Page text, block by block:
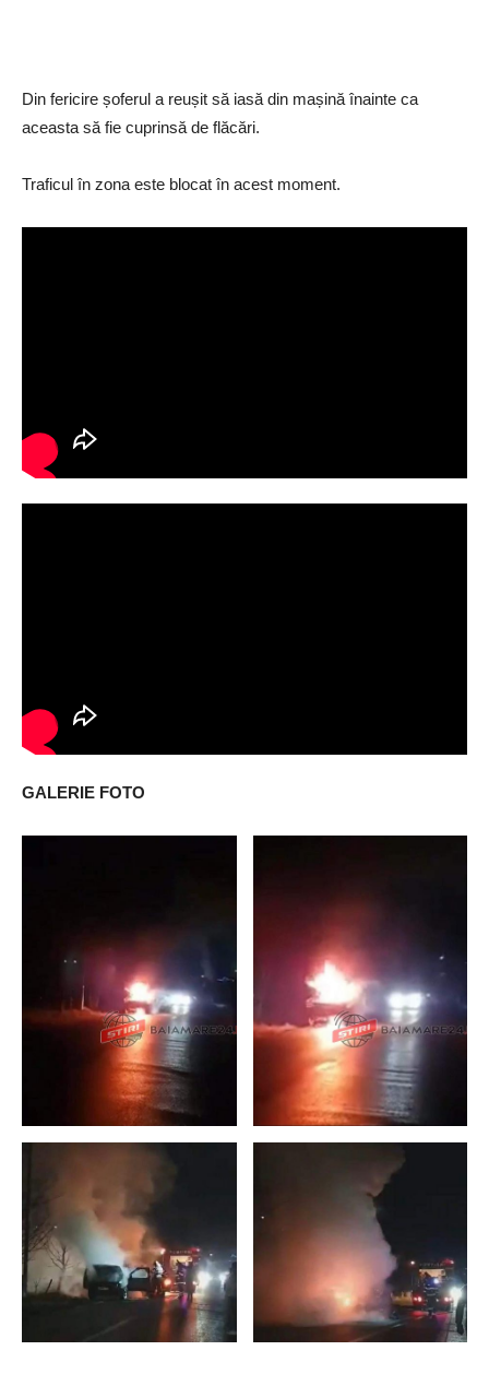
Din fericire șoferul a reușit să iasă din mașină înainte ca
aceasta să fie cuprinsă de flăcări.
Traficul în zona este blocat în acest moment.
GALERIE FOTO